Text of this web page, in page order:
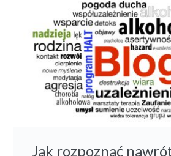
Jak rozpoznać